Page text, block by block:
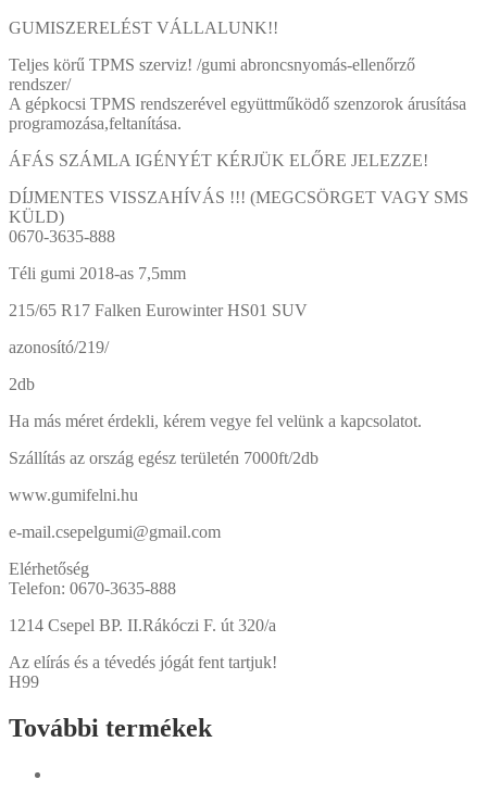
GUMISZERELÉST VÁLLALUNK!!
Teljes körű TPMS szerviz! /gumi abroncsnyomás-ellenőrző
rendszer/
A gépkocsi TPMS rendszerével együttműködő szenzorok árusítása
programozása,feltanítása.
ÁFÁS SZÁMLA IGÉNYÉT KÉRJÜK ELŐRE JELEZZE!
DÍJMENTES VISSZAHÍVÁS !!! (MEGCSÖRGET VAGY SMS
KÜLD)
0670-3635-888
Téli gumi 2018-as 7,5mm
215/65 R17 Falken Eurowinter HS01 SUV
azonosító/219/
2db
Ha más méret érdekli, kérem vegye fel velünk a kapcsolatot.
Szállítás az ország egész területén 7000ft/2db
www.gumifelni.hu
e-mail.csepelgumi@gmail.com
Elérhetőség
Telefon: 0670-3635-888
1214 Csepel BP. II.Rákóczi F. út 320/a
Az elírás és a tévedés jógát fent tartjuk!
H99
További termékek